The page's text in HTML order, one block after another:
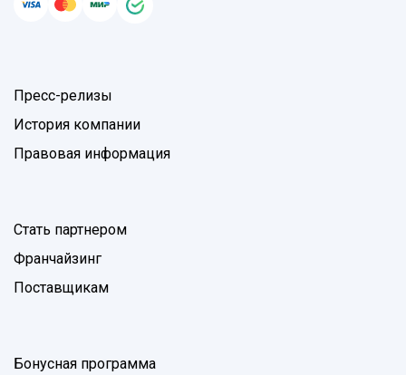
Пресс-релизы
История компании
Правовая информация
Стать партнером
Франчайзинг
Поставщикам
Бонусная программа